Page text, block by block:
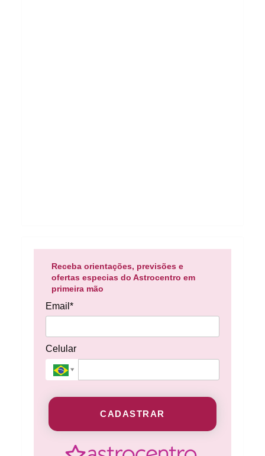
Receba orientações, previsões e
ofertas especias do Astrocentro em
primeira mão
Email*
Celular
CADASTRAR